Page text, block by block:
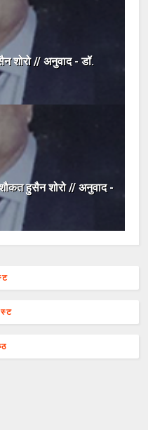
शोरो // अनुवाद - डॉ.
हुसैन शोरो // अनुवाद -